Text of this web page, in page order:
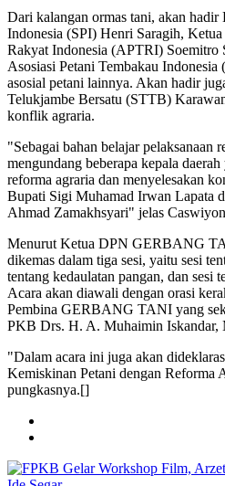
Dari kalangan ormas tani, akan
Indonesia (SPI) Henri Saragih,
Rakyat Indonesia (APTRI) Soemitro
Asosiasi Petani Tembakau
asosial petani lainnya. Akan hadir
Telukjambe Bersatu (STTB)
konflik agraria.
"Sebagai bahan belajar pelaksanaan
mengundang beberapa kepala
reforma agraria dan menyelesakan
Bupati Sigi Muhamad Irwan Lapata
Ahmad Zamakhsyari" jelas
Menurut Ketua DPN GERBANG
dikemas dalam tiga sesi, yaitu sesi
tentang kedaulatan pangan, dan sesi
Acara akan diawali dengan orasi
Pembina GERBANG TANI yang
PKB Drs. H. A. Muhaimin Iskandar,
"Dalam acara ini juga akan
Kemiskinan Petani dengan Reforma
pungkasnya.[]